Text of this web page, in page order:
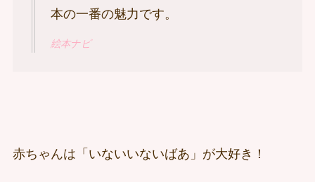
本の一番の魅力です。
絵本ナビ
赤ちゃんは「いないいないばあ」が大好き！